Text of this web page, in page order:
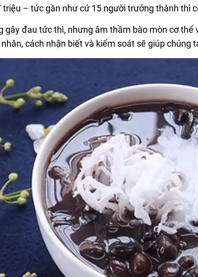
triệu – tức gần như cứ 15 người trưởng thành thì
gây đau tức thì, nhưng âm thầm bào mòn cơ thể
cách nhận biết và kiểm soát sẽ giúp chúng